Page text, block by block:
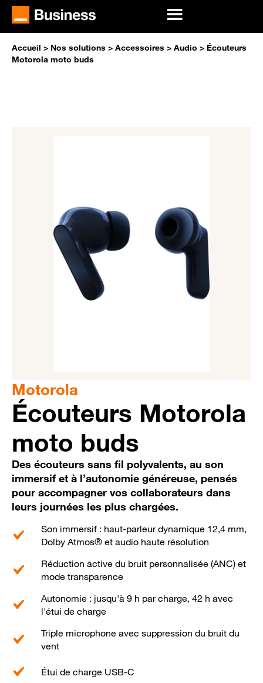
Accueil > Nos solutions > Accessoires > Audio > Écouteurs
Motorola moto buds
Motorola
Écouteurs Motorola
moto buds
Des écouteurs sans fil polyvalents, au son
immersif et à l’autonomie généreuse, pensés
pour accompagner vos collaborateurs dans
leurs journées les plus chargées.
Son immersif : haut-parleur dynamique 12,4 mm,
Dolby Atmos® et audio haute résolution
Réduction active du bruit personnalisée (ANC) et
mode transparence
Autonomie : jusqu'à 9 h par charge, 42 h avec
l'étui de charge
Triple microphone avec suppression du bruit du
vent
Étui de charge USB-C